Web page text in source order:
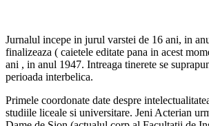
Jurnalul incepe in jurul varstei de 16 ani, in
finalizeaza ( caietele editate pana in acest
ani , in anul 1947. Intreaga tinerete se
perioada interbelica.
Primele coordonate date despre
studiile liceale si universitare. Jeni Acterian